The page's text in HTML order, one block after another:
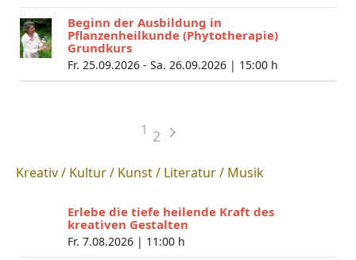
Beginn der Ausbildung in
Pflanzenheilkunde (Phytotherapie)
Grundkurs
Fr. 25.09.2026 - Sa. 26.09.2026 | 15:00 h
1 2
Kreativ / Kultur / Kunst / Literatur / Musik
Erlebe die tiefe heilende Kraft des
kreativen Gestalten
Fr. 7.08.2026 | 11:00 h